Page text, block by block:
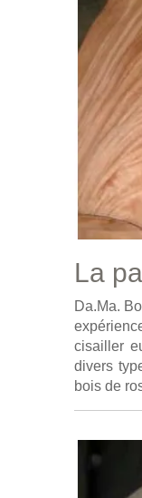
La
Da.Ma.
cisailler
divers
bois de